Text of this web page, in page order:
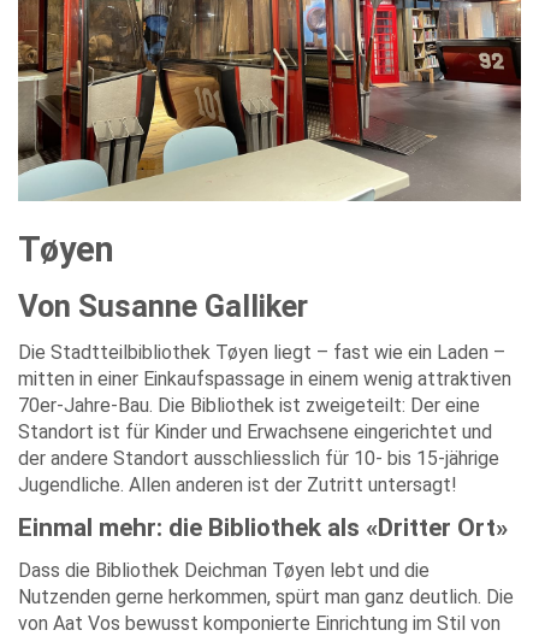
Tøyen
Von Susanne Galliker
Die Stadtteilbibliothek Tøyen liegt – fast wie ein Laden –
mitten in einer Einkaufspassage in einem wenig attraktiven
70er-Jahre-Bau. Die Bibliothek ist zweigeteilt: Der eine
Standort ist für Kinder und Erwachsene eingerichtet und
der andere Standort ausschliesslich für 10- bis 15-jährige
Jugendliche. Allen anderen ist der Zutritt untersagt!
Einmal mehr: die Bibliothek als «Dritter Ort»
Dass die Bibliothek Deichman Tøyen lebt und die
Nutzenden gerne herkommen, spürt man ganz deutlich. Die
von Aat Vos bewusst komponierte Einrichtung im Stil von